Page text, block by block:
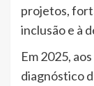
projetos,
inclusão e à
Em 2025,
diagnóstico